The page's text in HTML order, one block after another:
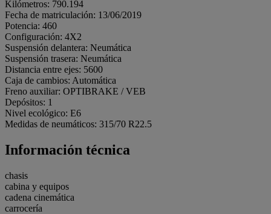
Kilómetros: 790.194
Fecha de matriculación: 13/06/2019
Potencia: 460
Configuración: 4X2
Suspensión delantera: Neumática
Suspensión trasera: Neumática
Distancia entre ejes: 5600
Caja de cambios: Automática
Freno auxiliar: OPTIBRAKE / VEB
Depósitos: 1
Nivel ecológico: E6
Medidas de neumáticos: 315/70 R22.5
Información técnica
chasis
cabina y equipos
cadena cinemática
carrocería